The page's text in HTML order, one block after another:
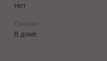
Нет
Санузел
В доме